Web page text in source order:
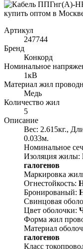
Артикул
247744
Бренд
Конкорд
Номинальное
1кВ
Материал жил
Медь
Количество жил
5
Описание
Вес: 2.615кг.,
0.033м.
Номинальное
Изоляция жилы:
галогенов
Маркировка
Огнестойкость:
Бронированый:
Свинцовая
Цвет оболочки:
Форма жил
Материал
галогенов
Класс